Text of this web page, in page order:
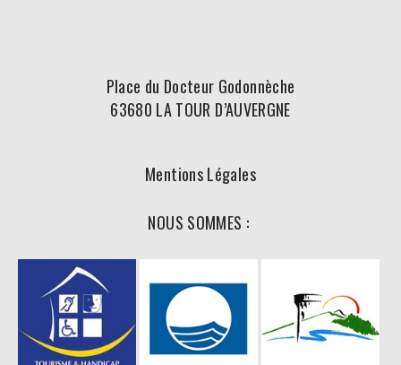
Place du Docteur Godonnèche
63680 LA TOUR D’AUVERGNE
Mentions Légales
NOUS SOMMES :